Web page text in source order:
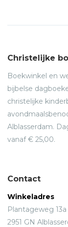
Christelijke
Boekwinkel en
bijbelse
christelijke
Alblasserdam.
vanaf € 25,00.
Contact
Winkeladres
Plantageweg 13a
2951 GN